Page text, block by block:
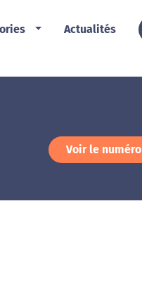
Actualités
Voir le numéro